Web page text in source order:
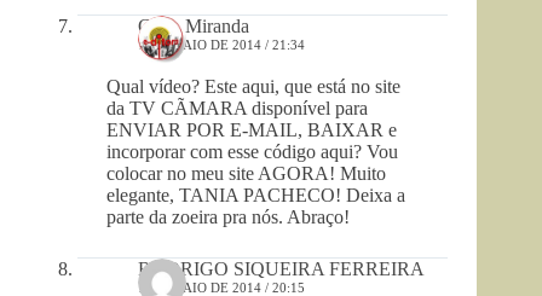
Gilda Miranda
1 DE MAIO DE 2014 / 21:34
Qual vídeo? Este aqui, que está no site
da TV CÃMARA disponível para
ENVIAR POR E-MAIL, BAIXAR e
incorporar com esse código aqui? Vou
colocar no meu site AGORA! Muito
elegante, TANIA PACHECO! Deixa a
parte da zoeira pra nós. Abraço!
RODRIGO SIQUEIRA FERREIRA
1 DE MAIO DE 2014 / 20:15